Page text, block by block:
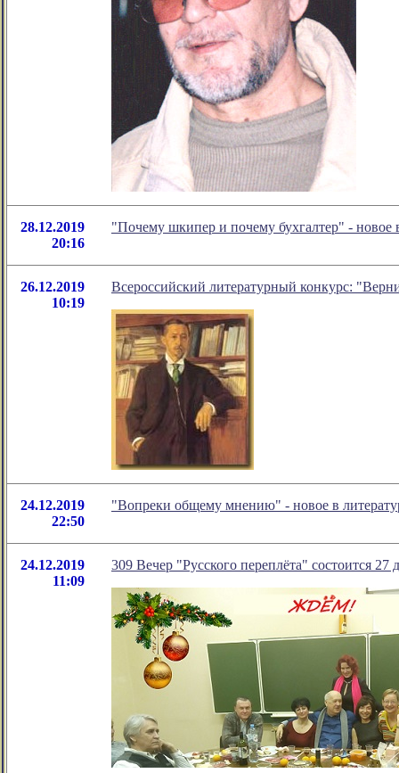
28.12.2019
20:16
"Почему шкипер и почему бухгалтер" -
26.12.2019
10:19
Всероссийский литературный конкурс:
24.12.2019
22:50
"Вопреки общему мнению" - новое в
24.12.2019
11:09
309 Вечер "Русского переплёта" состоится 27